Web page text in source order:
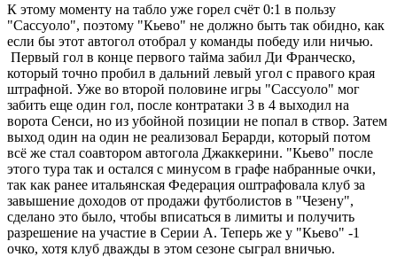
К этому моменту на табло уже горел счёт 0:1 в пользу
"Сассуоло", поэтому "Кьево" не должно быть так обидно, как
если бы этот автогол отобрал у команды победу или ничью.
Первый гол в конце первого тайма забил Ди Франческо,
который точно пробил в дальний левый угол с правого края
штрафной. Уже во второй половине игры "Сассуоло" мог
забить еще один гол, после контратаки 3 в 4 выходил на
ворота Сенси, но из убойной позиции не попал в створ. Затем
выход один на один не реализовал Берарди, который потом
всё же стал соавтором автогола Джаккерини. "Кьево" после
этого тура так и остался с минусом в графе набранные очки,
так как ранее итальянская Федерация оштрафовала клуб за
завышение доходов от продажи футболистов в "Чезену",
сделано это было, чтобы вписаться в лимиты и получить
разрешение на участие в Серии А. Теперь же у "Кьево" -1
очко, хотя клуб дважды в этом сезоне сыграл вничью.